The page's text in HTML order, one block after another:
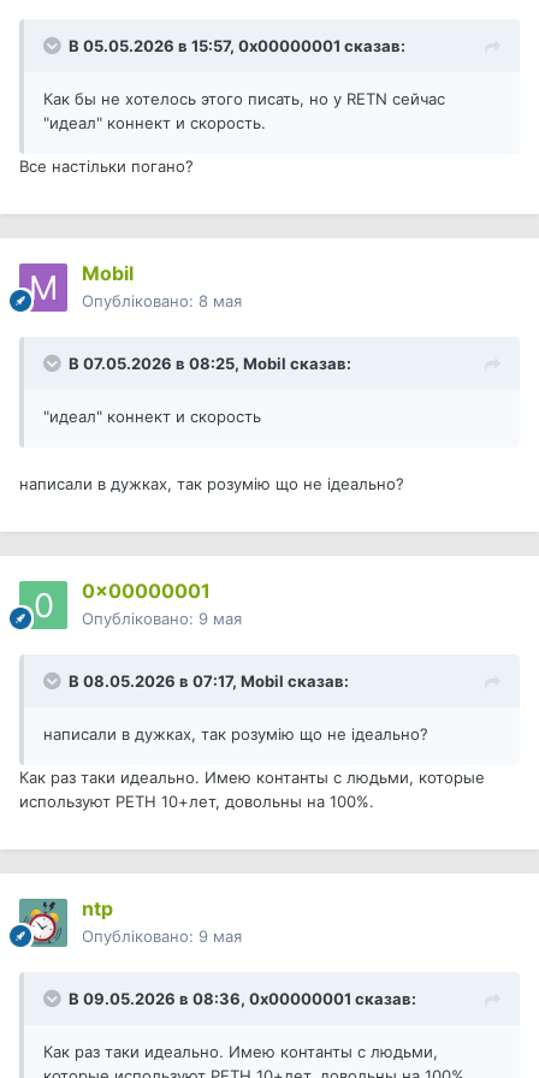
В 05.05.2026 в 15:57, 0x00000001 сказав:
Как бы не хотелось этого писать, но у RETN сейчас
"идеал" коннект и скорость.
Все настільки погано?
Mobil
Опубліковано: 8 мая
В 07.05.2026 в 08:25, Mobil сказав:
"идеал" коннект и скорость
написали в дужках, так розумію що не ідеально?
0x00000001
Опубліковано: 9 мая
В 08.05.2026 в 07:17, Mobil сказав:
написали в дужках, так розумію що не ідеально?
Как раз таки идеально. Имею контанты с людьми, которые
используют РЕТН 10+лет, довольны на 100%.
ntp
Опубліковано: 9 мая
В 09.05.2026 в 08:36, 0x00000001 сказав:
Как раз таки идеально. Имею контанты с людьми,